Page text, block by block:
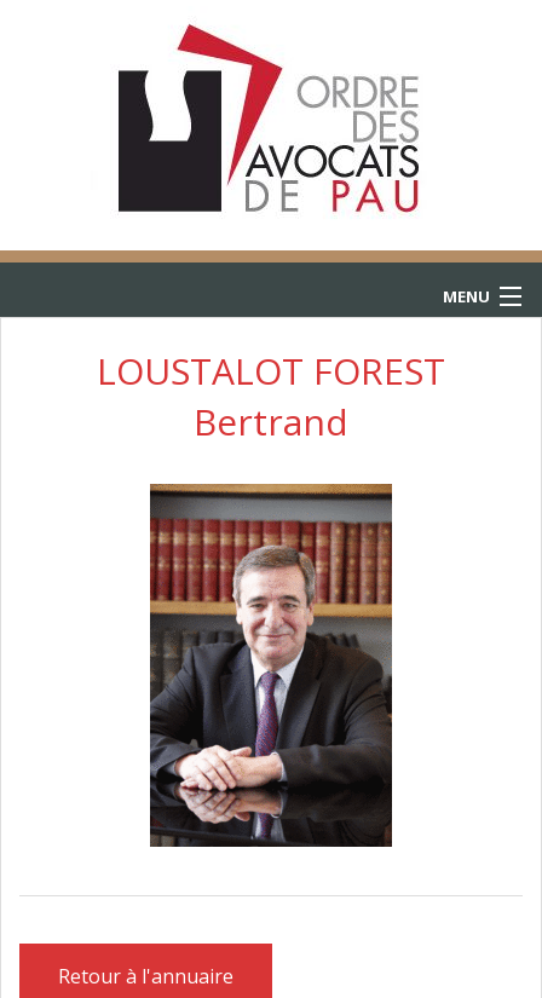
MENU
L’AIDE JURIDICTIONNELLE
FAIRE DESIGNER UN AVOCAT
LOUSTALOT FOREST
Bertrand
Retour à l'annuaire